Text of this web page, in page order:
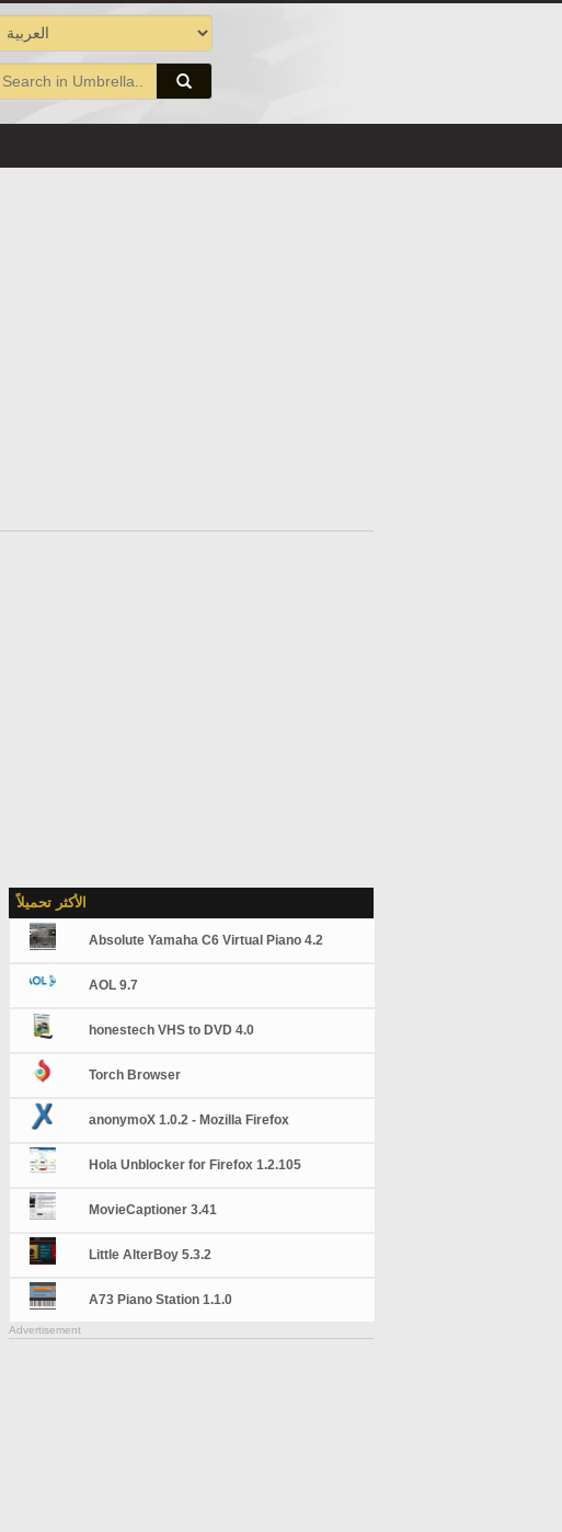
الأكثر تحميلاً
Absolute Yamaha C6 Virtual Piano 4.2
AOL 9.7
honestech VHS to DVD 4.0
Torch Browser
anonymoX 1.0.2 - Mozilla Firefox
Hola Unblocker for Firefox 1.2.105
MovieCaptioner 3.41
Little AlterBoy 5.3.2
A73 Piano Station 1.1.0
Advertisement